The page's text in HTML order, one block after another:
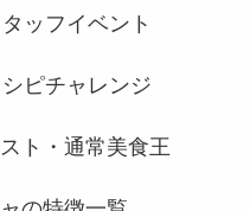
タッフイベント
シピチャレンジ
ト・通常美食王